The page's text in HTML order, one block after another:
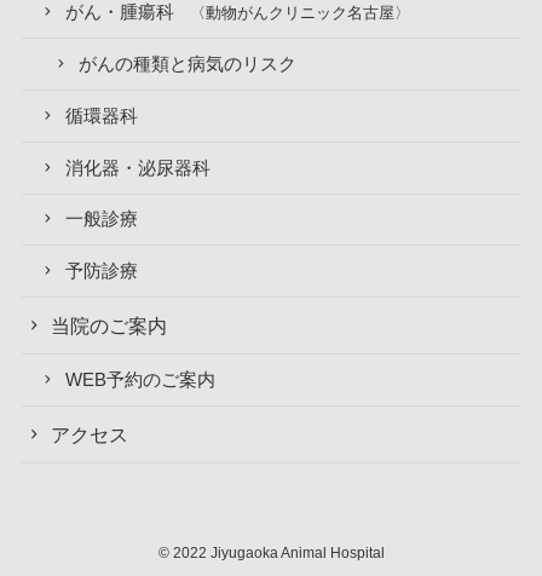
がん・腫瘍科 〈動物がんクリニック名古屋〉
がんの種類と病気のリスク
循環器科
消化器・泌尿器科
一般診療
予防診療
当院のご案内
WEB予約のご案内
アクセス
©2022 Jiyugaoka Animal Hospital